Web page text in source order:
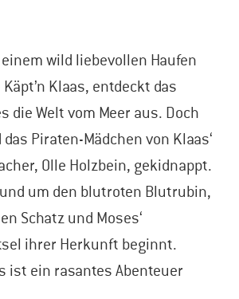
wild liebevollen Haufen
Klaas, entdeckt das
die Welt vom Meer aus. Doch
Piraten-Mädchen von Klaas‘
Olle Holzbein, gekidnappt.
um den blutroten Blutrubin,
Schatz und Moses‘
ihrer Herkunft beginnt.
ist ein rasantes Abenteuer